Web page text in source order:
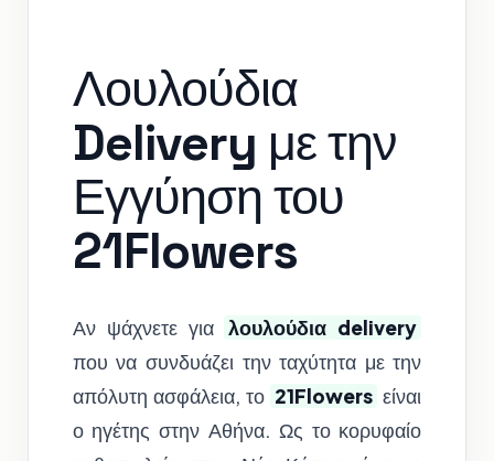
Λουλούδια
Delivery με την
Εγγύηση του
21Flowers
Αν ψάχνετε για
λουλούδια delivery
που να συνδυάζει την ταχύτητα με την
απόλυτη ασφάλεια, το 21Flowers είναι
ο ηγέτης στην Αθήνα. Ως το κορυφαίο